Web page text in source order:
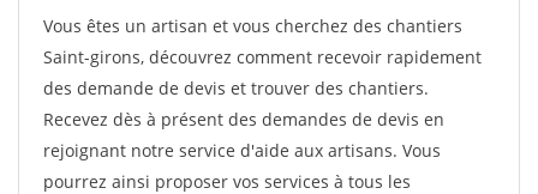
Vous êtes un artisan et vous cherchez des chantiers
Saint-girons, découvrez comment recevoir rapidement
des demande de devis et trouver des chantiers.
Recevez dès à présent des demandes de devis en
rejoignant notre service d'aide aux artisans. Vous
pourrez ainsi proposer vos services à tous les